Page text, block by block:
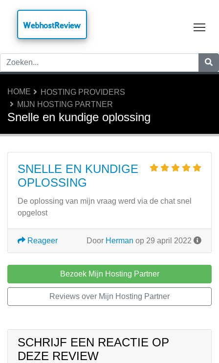
WebhostReview
HOME
HOSTING PROVIDERS
MIJN HOSTING PARTNER
Snelle en kundige oplossing
SNELLE EN KUNDIGE
OPLOSSING
De oplossing van mijn vraag werd via de chat snel
opgelost
Door Herman op 29 april 2022
Reageer
Bezoek Mijn Hosting Partner
Reviews over Mijn Hosting Partner
SCHRIJF EEN REACTIE OP
DEZE REVIEW